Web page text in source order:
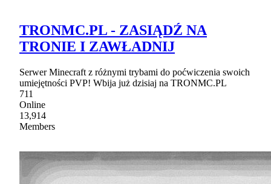
TRONMC.PL - ZASIĄDŹ NA
TRONIE I ZAWŁADNIJ
Serwer Minecraft z różnymi trybami do poćwiczenia swoich
umiejętności PVP! Wbija już dzisiaj na TRONMC.PL
711
Online
13,914
Members